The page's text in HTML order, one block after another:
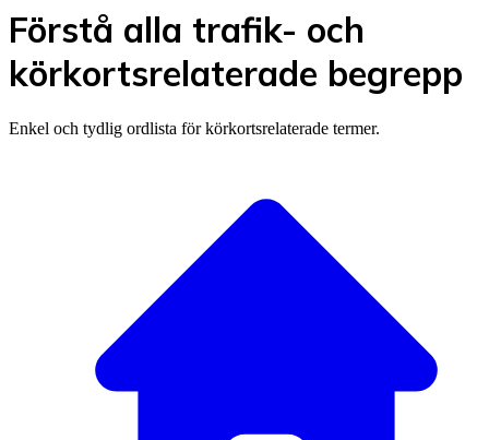
Förstå alla trafik- och
körkortsrelaterade begrepp
Enkel och tydlig ordlista för körkortsrelaterade termer.